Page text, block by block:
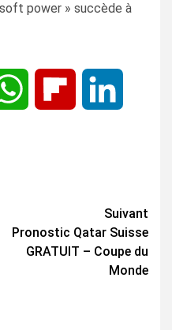
power » succède à
WhatsApp Flipboard
Suivant
Pronostic Qatar Suisse
GRATUIT – Coupe du
Monde